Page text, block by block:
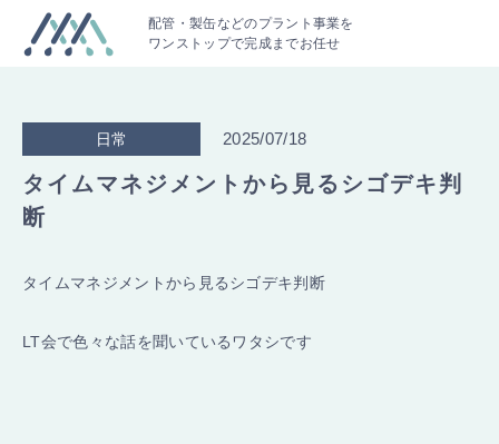
配管・製缶などのプラント事業を
ワンストップで完成までお任せ
日常 2025/07/18
タイムマネジメントから見るシゴデキ判
断
タイムマネジメントから見るシゴデキ判断
LT会で色々な話を聞いているワタシです